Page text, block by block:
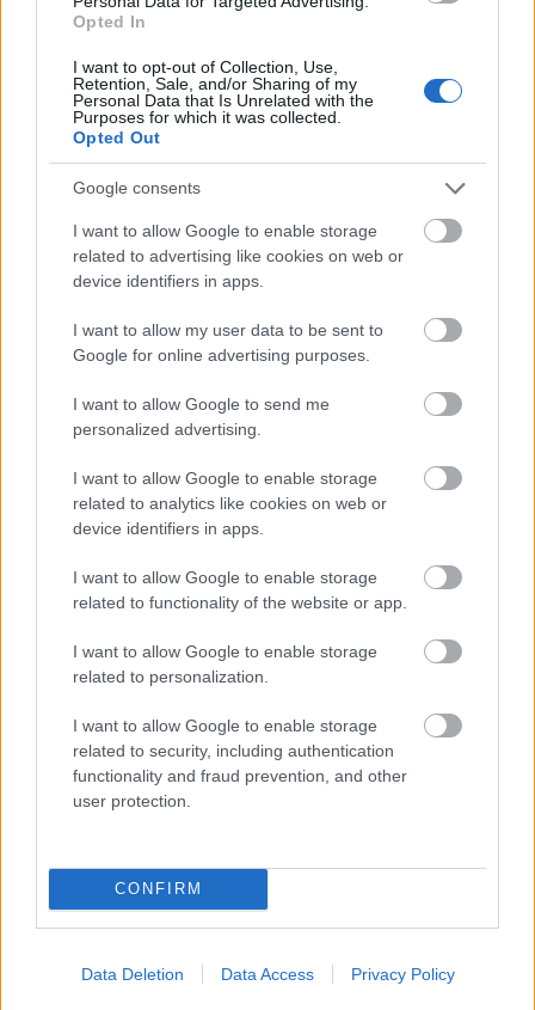
Opted In
I want to opt-out of Collection, Use,
Retention, Sale, and/or Sharing of my
Personal Data that Is Unrelated with the
Purposes for which it was collected.
Opted Out
Google consents
I want to allow Google to enable storage
related to advertising like cookies on web or
device identifiers in apps.
I want to allow my user data to be sent to
Google for online advertising purposes.
I want to allow Google to send me
personalized advertising.
I want to allow Google to enable storage
related to analytics like cookies on web or
device identifiers in apps.
I want to allow Google to enable storage
related to functionality of the website or app.
I want to allow Google to enable storage
related to personalization.
I want to allow Google to enable storage
related to security, including authentication
functionality and fraud prevention, and other
user protection.
CONFIRM
Data Deletion Data Access Privacy Policy
A családon belüli erőszak történetéről szóló első
posztom ("Bántani nem bántott, csak néha megvert")
a kétkezi munkát végző társadalmi rétegek
normáiba és gyakorlatába adott bepillantást. A
büntető- és válóperek, valamint a néprajzi gyűjtések
alapján megkockáztattam a következtetést,
miszerint a…
Nők a polgári világban - Interjú az Új
Nő magazinban
Fónagy Zoltán• 2015. április 04.